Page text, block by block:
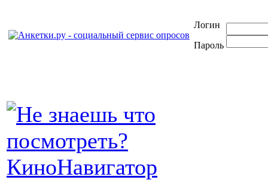
Логин
Пароль